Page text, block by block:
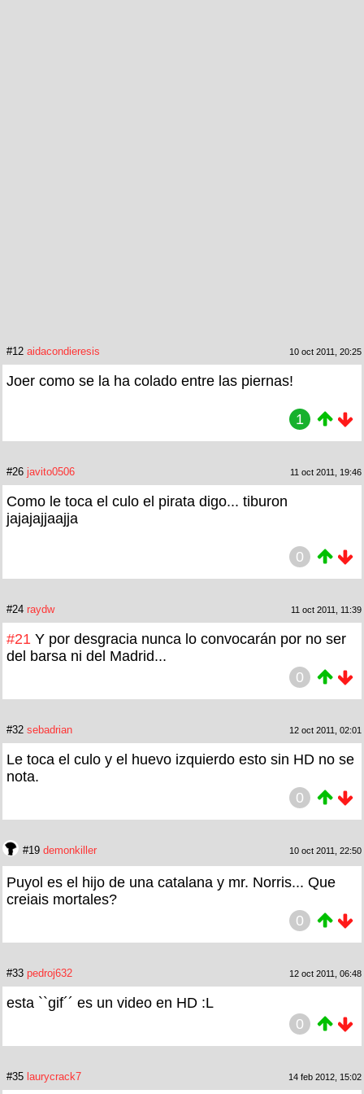
#12 aidacondieresis 10 oct 2011, 20:25
Joer como se la ha colado entre las piernas!
1
#26 javito0506 11 oct 2011, 19:46
Como le toca el culo el pirata digo... tiburon
jajajajjaajja
0
#24 raydw 11 oct 2011, 11:39
#21 Y por desgracia nunca lo convocarán por no ser
del barsa ni del Madrid...
0
#32 sebadrian 12 oct 2011, 02:01
Le toca el culo y el huevo izquierdo esto sin HD no se
nota.
0
#19 demonkiller 10 oct 2011, 22:50
Puyol es el hijo de una catalana y mr. Norris... Que
creiais mortales?
0
#33 pedroj632 12 oct 2011, 06:48
esta ``gif´´ es un video en HD :L
0
#35 laurycrack7 14 feb 2012, 15:02